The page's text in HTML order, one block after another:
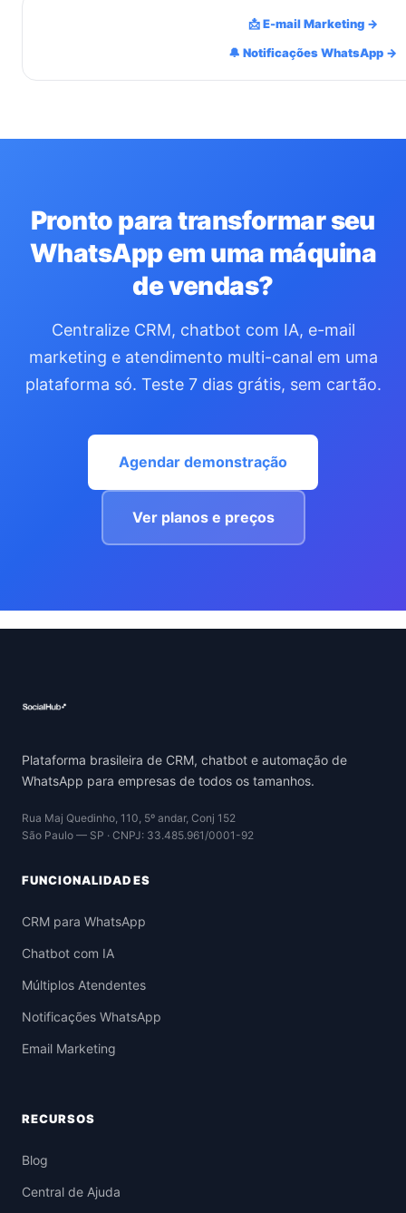
📩 E-mail Marketing →
🔔 Notificações WhatsApp →
Pronto para transformar seu
WhatsApp em uma máquina
de vendas?
Centralize CRM, chatbot com IA, e-mail
marketing e atendimento multi-canal em uma
plataforma só. Teste 7 dias grátis, sem cartão.
Agendar demonstração
Ver planos e preços
Plataforma brasileira de CRM, chatbot e automação de
WhatsApp para empresas de todos os tamanhos.
Rua Maj Quedinho, 110, 5º andar, Conj 152
São Paulo — SP · CNPJ: 33.485.961/0001-92
FUNCIONALIDADES
CRM para WhatsApp
Chatbot com IA
Múltiplos Atendentes
Notificações WhatsApp
Email Marketing
RECURSOS
Blog
Central de Ajuda